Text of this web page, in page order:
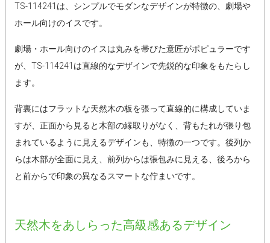
TS-114241は、シンプルでモダンなデザインが特徴の、劇場や
ホール向けのイスです。
劇場・ホール向けのイスは丸みを帯びた意匠がポピュラーです
が、TS-114241は直線的なデザインで先鋭的な印象をもたらし
ます。
背裏にはフラットな天然木の板を張って直線的に構成していま
すが、正面から見ると木部の縁取りがなく、背もたれが張り包
まれているように見えるデザインも、特徴の一つです。後列か
らは木部が全面に見え、前列からは張包みに見える、後ろから
と前からで印象の異なるスマートな佇まいです。
天然木をあしらった高級感あるデザイン